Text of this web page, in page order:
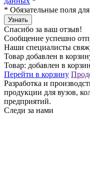
* Обязательные поля
Узнать
Спасибо за ваш отзыв!
Сообщение успешно
Наши специалисты
Товар добавлен в
Товар: добавлен в
Перейти в корзину
Разработка и
продукции для вузов,
предприятий.
Следи за нами